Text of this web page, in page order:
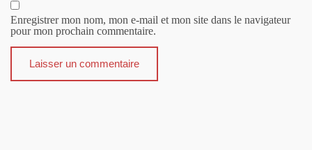
Enregistrer mon nom, mon e-mail et mon site dans le navigateur
pour mon prochain commentaire.